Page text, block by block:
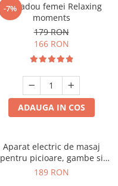
-7%
Set cadou femei Relaxing
moments
179 RON
166 RON
ADAUGA IN COS
Aparat electric de masaj
pentru picioare, gambe si
brate
189 RON